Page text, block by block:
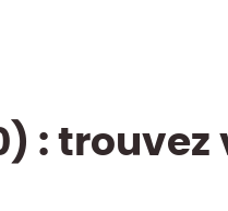
: trouvez